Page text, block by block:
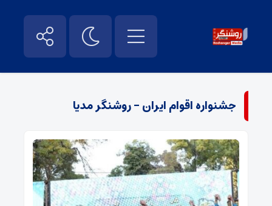
جشنواره اقوام ایران - روشنگر مدیا